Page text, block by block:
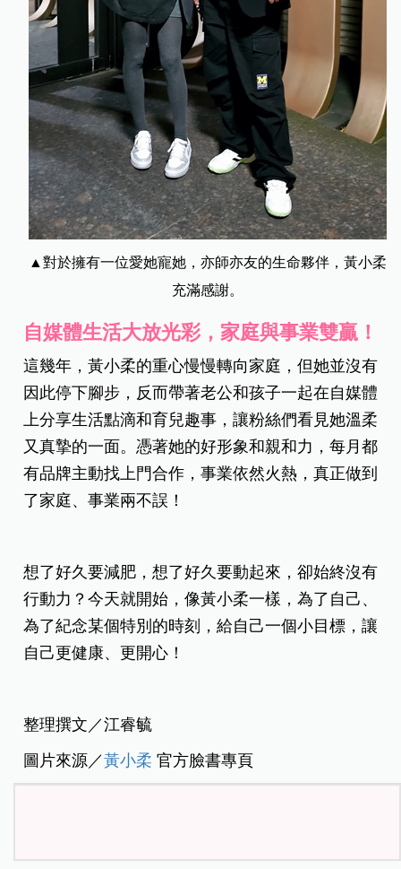
▲對於擁有一位愛她寵她，亦師亦友的生命夥伴，黃小柔
充滿感謝。
自媒體生活大放光彩，家庭與事業雙贏！
這幾年，黃小柔的重心慢慢轉向家庭，但她並沒有
因此停下腳步，反而帶著老公和孩子一起在自媒體
上分享生活點滴和育兒趣事，讓粉絲們看見她溫柔
又真摯的一面。憑著她的好形象和親和力，每月都
有品牌主動找上門合作，事業依然火熱，真正做到
了家庭、事業兩不誤！
想了好久要減肥，想了好久要動起來，卻始終沒有
行動力？今天就開始，像黃小柔一樣，為了自己、
為了紀念某個特別的時刻，給自己一個小目標，讓
自己更健康、更開心！
整理撰文／江睿毓
圖片來源／黃小柔官方臉書專頁